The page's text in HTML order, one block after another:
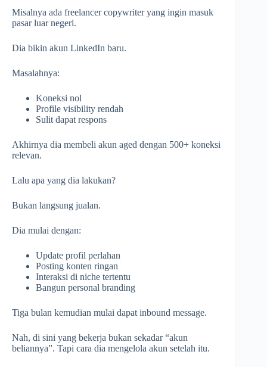
Misalnya ada freelancer copywriter yang ingin masuk
pasar luar negeri.
Dia bikin akun LinkedIn baru.
Masalahnya:
Koneksi nol
Profile visibility rendah
Sulit dapat respons
Akhirnya dia membeli akun aged dengan 500+ koneksi
relevan.
Lalu apa yang dia lakukan?
Bukan langsung jualan.
Dia mulai dengan:
Update profil perlahan
Posting konten ringan
Interaksi di niche tertentu
Bangun personal branding
Tiga bulan kemudian mulai dapat inbound message.
Nah, di sini yang bekerja bukan sekadar “akun
beliannya”. Tapi cara dia mengelola akun setelah itu.